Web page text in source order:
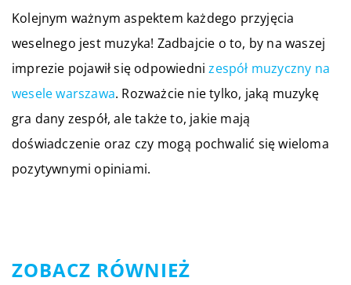
Kolejnym ważnym aspektem każdego przyjęcia
weselnego jest muzyka! Zadbajcie o to, by na waszej
imprezie pojawił się odpowiednizespół muzyczny na
wesele warszawa. Rozważcie nie tylko, jaką muzykę
gra dany zespół, ale także to, jakie mają
doświadczenie oraz czy mogą pochwalić się wieloma
pozytywnymi opiniami.
ZOBACZ RÓWNIEŻ